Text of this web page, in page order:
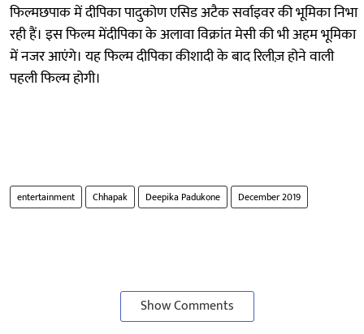
फिल्मछपाक में दीपिका पादुकोण एसिड अटैक सर्वाइवर की भूमिका निभा
रही हैं। इस फिल्म मेंदीपिका के अलावा विक्रांत मेसी की भी अहम भूमिका
में नजर आएंगे। यह फिल्म दीपिका कीशादी के बाद रिलीज़ होने वाली
पहली फिल्म होगी।
entertainment Chhapak Deepika Padukone December 2019
Show Comments